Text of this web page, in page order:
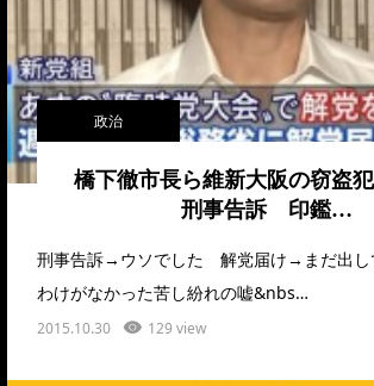
政治
橋下徹市長ら維新大阪の窃盗
刑事告訴 印鑑…
刑事告訴→ウソでした 解党届け→まだ出
わけがなかった苦し紛れの嘘&nbs…
2015.10.30 129 view